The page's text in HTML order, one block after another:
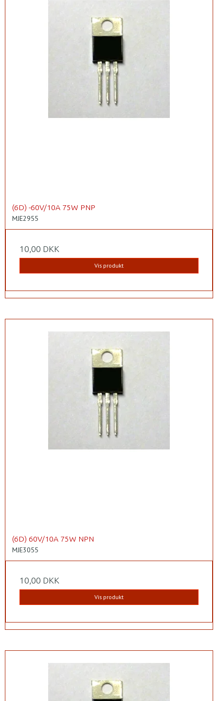
(6D) -60V/10A 75W PNP
MJE2955
10,00 DKK
Vis produkt
(6D) 60V/10A 75W NPN
MJE3055
10,00 DKK
Vis produkt